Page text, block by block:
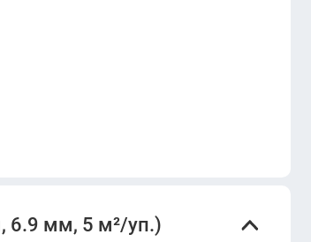
6.9 мм, 5 м²/уп.)